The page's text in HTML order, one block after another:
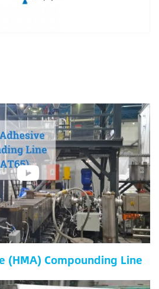
(HMA) Compounding Line